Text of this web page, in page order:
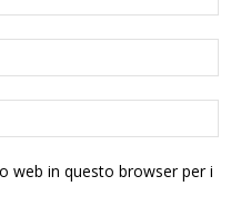
web in questo browser per i